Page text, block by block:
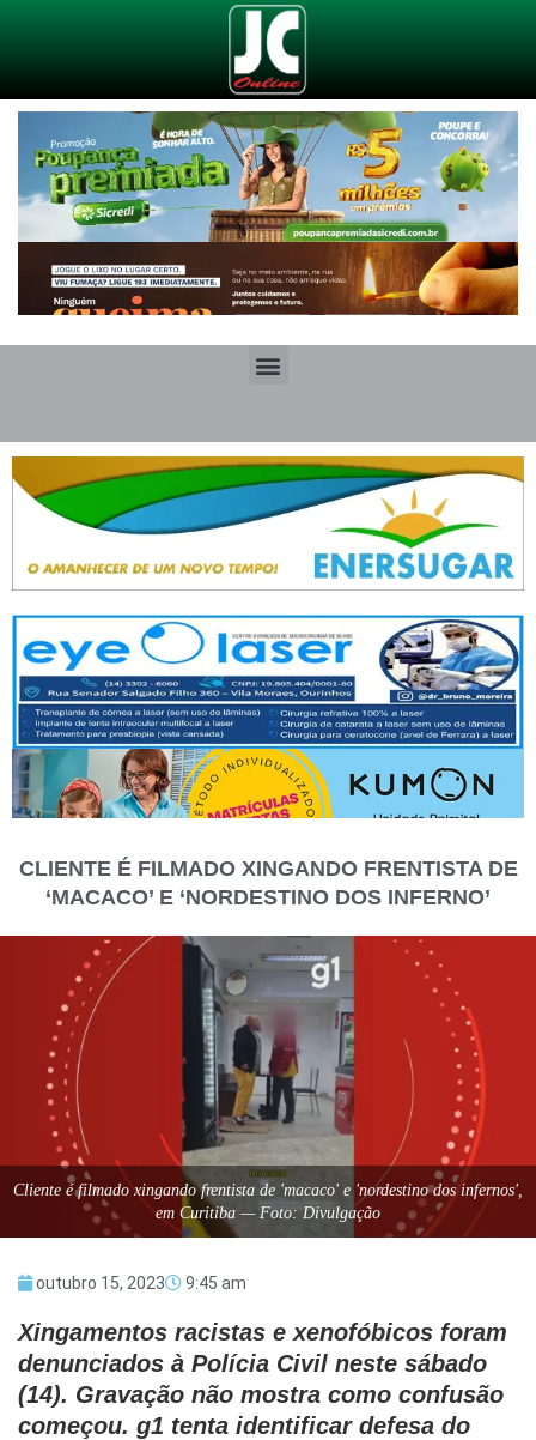
CLIENTE É FILMADO XINGANDO FRENTISTA DE
‘MACACO’ E ‘NORDESTINO DOS INFERNO’
Cliente é filmado xingando frentista de 'macaco' e 'nordestino dos infernos',
em Curitiba — Foto: Divulgação
outubro 15, 2023 9:45 am
Xingamentos racistas e xenofóbicos foram
denunciados à Polícia Civil neste sábado
(14). Gravação não mostra como confusão
começou. g1 tenta identificar defesa do